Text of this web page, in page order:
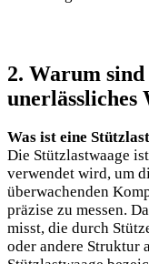
2. Warum
unerlässliches
Was ist eine
Die Stützlastwaage
verwendet wird, um
überwachenden
präzise zu messen.
misst, die durch
oder andere Struktur